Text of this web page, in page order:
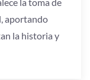
aportando
la historia y